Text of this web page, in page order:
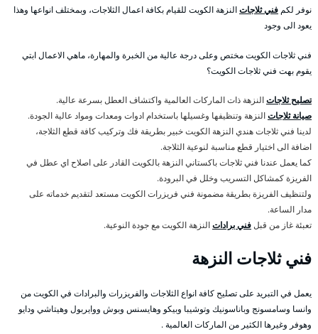
نوفر لكم فني ثلاجاتالنزهة الكويت للقيام بكافة اعمال الثلاجات، وبمختلف انواعها وهذا
يعود الى وجود
فني ثلاجات الكويت مختص وعلى درجة عالية من الخبرة والمهارة، ماهي الاعمال ابتي
يقوم بهت فني ثلاجات الكويت؟
تصليح ثلاجاتالنزهة ذات الماركات العالمية واكتشاف العطل بسرعة عالية.
صيانة ثلاجاتالنزهة وتنظيفها وغسيلها باستخدام ادوات ومعدات ومواد عالية الجودة.
لدينا فني ثلاجات هندي النزهة الكويت خبير بطريقة فك وتركيب كافة قطع الثلاجة،
اضافة الى اختيار قطع مناسبة لنوعية الثلاجة.
كما يعمل عندنا فني ثلاجات باكستاني النزهة بالكويت القادر على اصلاح اي عطل في
الفريزة كمشاكل التسريب وخلل في البرودة.
ولتنظيف الفريزة بطريقة مضمونة فني فريزرات الكويت مستعد لتقديم خدماته على
مدار الساعة.
تعبئة غاز من قبلفني براداتالنزهة الكويت مع جودة النوعية.
فني ثلاجات النزهة
يعمل في التبريد على تصليح كافة انواع الثلاجات والفريزرات والبرادات في الكويت من
وانسا وسامسونج وباناسونيك وتوشيبا وبيكو وهايسنس وبوش ووايربول وهيتاشي ودايو
وهوفر وغيرها الكثير من الماركات العالمية .